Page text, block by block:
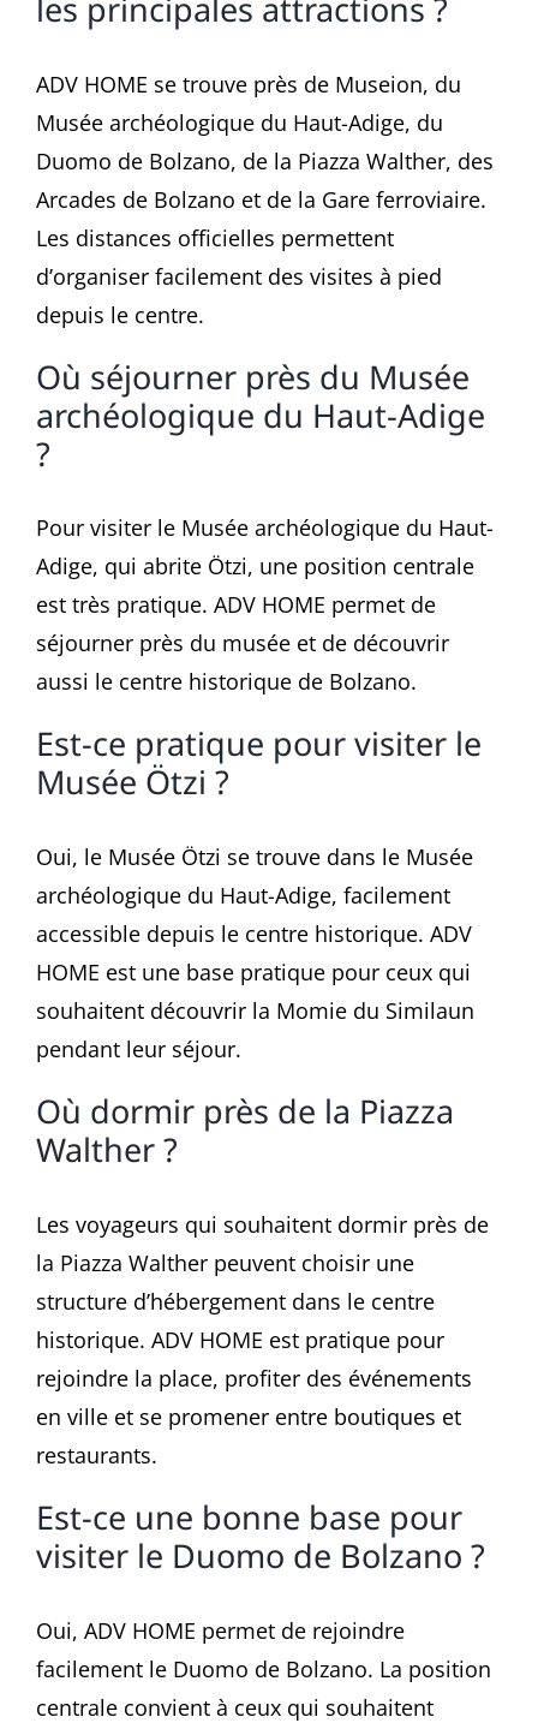
les principales attractions ?
ADV HOME se trouve près de Museion, du
Musée archéologique du Haut-Adige, du
Duomo de Bolzano, de la Piazza Walther, des
Arcades de Bolzano et de la Gare ferroviaire.
Les distances officielles permettent
d’organiser facilement des visites à pied
depuis le centre.
Où séjourner près du Musée
archéologique du Haut-Adige
?
Pour visiter le Musée archéologique du Haut-
Adige, qui abrite Ötzi, une position centrale
est très pratique. ADV HOME permet de
séjourner près du musée et de découvrir
aussi le centre historique de Bolzano.
Est-ce pratique pour visiter le
Musée Ötzi ?
Oui, le Musée Ötzi se trouve dans le Musée
archéologique du Haut-Adige, facilement
accessible depuis le centre historique. ADV
HOME est une base pratique pour ceux qui
souhaitent découvrir la Momie du Similaun
pendant leur séjour.
Où dormir près de la Piazza
Walther ?
Les voyageurs qui souhaitent dormir près de
la Piazza Walther peuvent choisir une
structure d’hébergement dans le centre
historique. ADV HOME est pratique pour
rejoindre la place, profiter des événements
en ville et se promener entre boutiques et
restaurants.
Est-ce une bonne base pour
visiter le Duomo de Bolzano ?
Oui, ADV HOME permet de rejoindre
facilement le Duomo de Bolzano. La position
centrale convient à ceux qui souhaitent